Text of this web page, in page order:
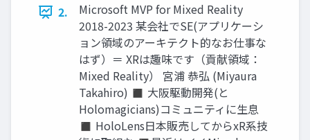
2.
Microsoft MVP for Mixed Reality
2018-2023 某会社でSE(アプリケーシ
ョン領域のアーキテクト的なお仕事な
はず）＝ XRは趣味です（貢献領域：
Mixed Reality） 宮浦 恭弘 (Miyaura
Takahiro) ◼ 大阪駆動開発(と
Holomagicians)コミュニティに生息
◼ HoloLens日本販売してからxR系技